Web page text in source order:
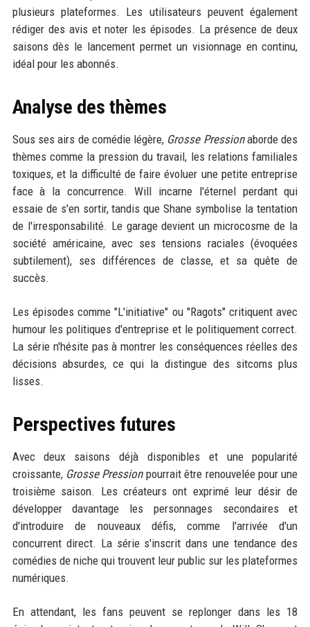
plusieurs plateformes. Les utilisateurs peuvent également
rédiger des avis et noter les épisodes. La présence de deux
saisons dès le lancement permet un visionnage en continu,
idéal pour les abonnés.
Analyse des thèmes
Sous ses airs de comédie légère, Grosse Pressionaborde des
thèmes comme la pression du travail, les relations familiales
toxiques, et la difficulté de faire évoluer une petite entreprise
face à la concurrence. Will incarne l'éternel perdant qui
essaie de s'en sortir, tandis que Shane symbolise la tentation
de l'irresponsabilité. Le garage devient un microcosme de la
société américaine, avec ses tensions raciales (évoquées
subtilement), ses différences de classe, et sa quête de
succès.
Les épisodes comme "L'initiative" ou "Ragots" critiquent avec
humour les politiques d'entreprise et le politiquement correct.
La série n'hésite pas à montrer les conséquences réelles des
décisions absurdes, ce qui la distingue des sitcoms plus
lisses.
Perspectives futures
Avec deux saisons déjà disponibles et une popularité
croissante, Grosse Pressionpourrait être renouvelée pour une
troisième saison. Les créateurs ont exprimé leur désir de
développer davantage les personnages secondaires et
d'introduire de nouveaux défis, comme l'arrivée d'un
concurrent direct. La série s'inscrit dans une tendance des
comédies de niche qui trouvent leur public sur les plateformes
numériques.
En attendant, les fans peuvent se replonger dans les 18